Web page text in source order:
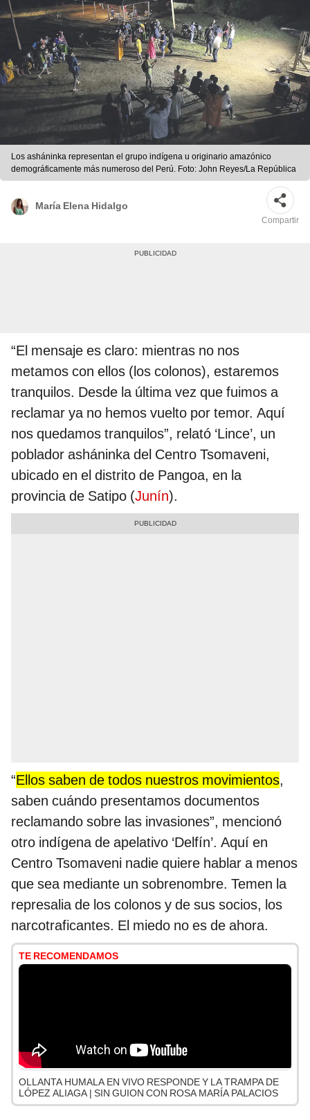
Los asháninka representan el grupo indígena u originario amazónico
demográficamente más numeroso del Perú. Foto: John Reyes/La República
María Elena Hidalgo
Compartir
“El mensaje es claro: mientras no nos
metamos con ellos (los colonos), estaremos
tranquilos. Desde la última vez que fuimos a
reclamar ya no hemos vuelto por temor. Aquí
nos quedamos tranquilos”, relató ‘Lince’, un
poblador asháninka del Centro Tsomaveni,
ubicado en el distrito de Pangoa, en la
provincia de Satipo (Junín).
“Ellos saben de todos nuestros movimientos,
saben cuándo presentamos documentos
reclamando sobre las invasiones”, mencionó
otro indígena de apelativo ‘Delfín’. Aquí en
Centro Tsomaveni nadie quiere hablar a menos
que sea mediante un sobrenombre. Temen la
represalia de los colonos y de sus socios, los
narcotraficantes. El miedo no es de ahora.
TE RECOMENDAMOS
OLLANTA HUMALA EN VIVO RESPONDE Y LA TRAMPA DE
LÓPEZ ALIAGA | SIN GUION CON ROSA MARÍA PALACIOS